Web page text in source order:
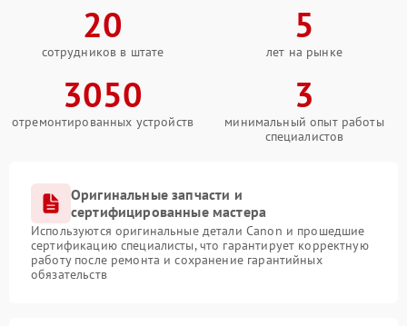
20
сотрудников в штате
5
лет на рынке
3050
отремонтированных устройств
3
минимальный опыт работы
специалистов
Оригинальные запчасти и
сертифицированные мастера
Используются оригинальные детали Canon и прошедшие
сертификацию специалисты, что гарантирует корректную
работу после ремонта и сохранение гарантийных
обязательств